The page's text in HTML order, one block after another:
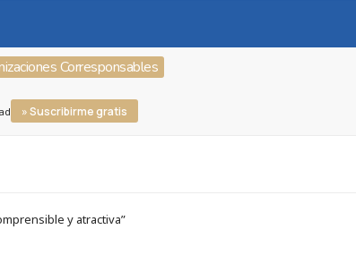
Corresponsables
» Suscribirme gratis
y atractiva”